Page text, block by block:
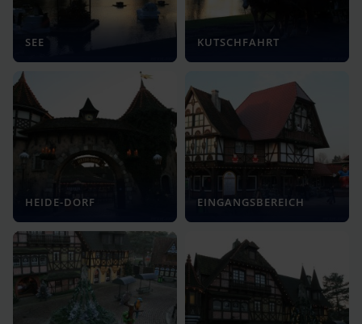
SEE KUTSCHFAHRT
HEIDE-DORF EINGANGSBEREICH